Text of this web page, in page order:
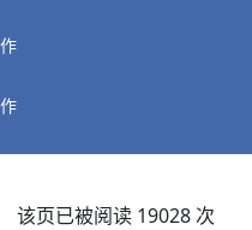
该页已被阅读 19028 次